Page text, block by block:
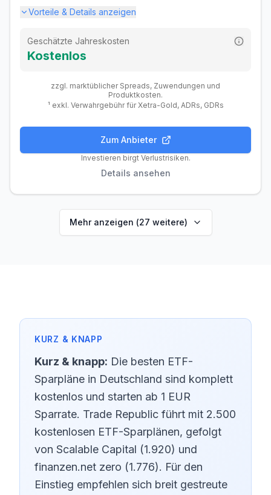
Fremdwährungsgebühr
Dividendengebühr (Ausland) Kostenlos
Vorteile & Details anzeigen
Geschätzte Jahreskosten
Kostenlos
zzgl. marktüblicher Spreads, Zuwendungen und
Produktkosten.
¹ exkl. Verwahrgebühr für Xetra-Gold, ADRs, GDRs
Handel Features
Depotführung
ETF-Sparplan
Kostenlos
Verfügbare ETF-Sparpläne
Davon kostenlos
Zusätzliche Gebühren
Zum Anbieter
Investieren birgt Verlustrisiken.
Details ansehen
Mehr anzeigen (27 weitere)
Kurz & knapp: Die besten ETF-
Sparpläne in Deutschland sind komplett
kostenlos und starten ab 1 EUR
Sparrate. Trade Republic führt mit 2.500
kostenlosen ETF-Sparplänen, gefolgt
von Scalable Capital (1.920) und
finanzen.net zero (1.776). Für den
Einstieg empfehlen sich breit gestreute